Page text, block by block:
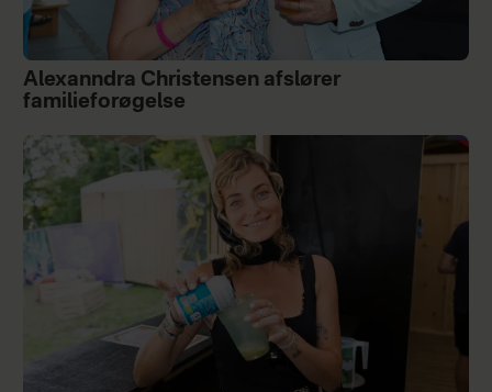
Alexanndra Christensen afslører
familieforøgelse